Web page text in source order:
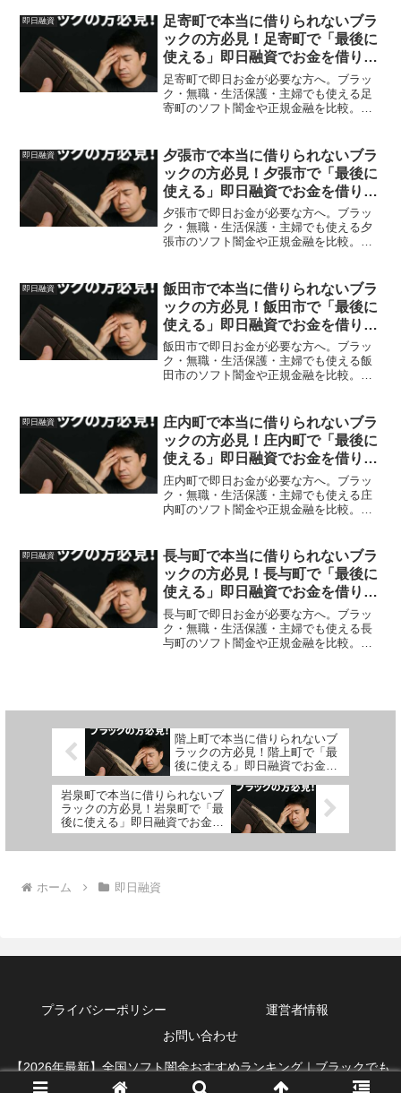
即日融資
足寄町で本当に借りられないブラ
ックの方必見！足寄町で「最後に
使える」即日融資でお金を借りる
方法を紹介！
足寄町で即日お金が必要な方へ。ブラッ
ク・無職・生活保護・主婦でも使える足
寄町のソフト闇金や正規金融を比較。安
即日融資
夕張市で本当に借りられないブラ
ックの方必見！夕張市で「最後に
使える」即日融資でお金を借りる
方法を紹介！
夕張市で即日お金が必要な方へ。ブラッ
ク・無職・生活保護・主婦でも使える夕
張市のソフト闇金や正規金融を比較。安
即日融資
飯田市で本当に借りられないブラ
ックの方必見！飯田市で「最後に
使える」即日融資でお金を借りる
方法を紹介！
飯田市で即日お金が必要な方へ。ブラッ
ク・無職・生活保護・主婦でも使える飯
田市のソフト闇金や正規金融を比較。安
即日融資
庄内町で本当に借りられないブラ
ックの方必見！庄内町で「最後に
使える」即日融資でお金を借りる
方法を紹介！
庄内町で即日お金が必要な方へ。ブラッ
ク・無職・生活保護・主婦でも使える庄
内町のソフト闇金や正規金融を比較。安
即日融資
長与町で本当に借りられないブラ
ックの方必見！長与町で「最後に
使える」即日融資でお金を借りる
方法を紹介！
長与町で即日お金が必要な方へ。ブラッ
ク・無職・生活保護・主婦でも使える長
与町のソフト闇金や正規金融を比較。安
階上町で本当に借りられないブ
ラックの方必見！階上町で「最
後に使える」即日融資でお金を
借りる方法を紹介！
岩泉町で本当に借りられないブ
ラックの方必見！岩泉町で「最
後に使える」即日融資でお金を
借りる方法を紹介！
ホーム 即日融資
プライバシーポリシー
運営者情報
お問い合わせ
【2026年最新】全国ソフト闇金おすすめランキング｜ブラックでも
借りれる即日融資